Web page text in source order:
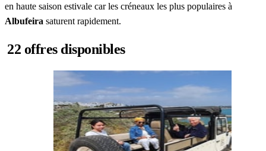
en haute saison estivale car les créneaux les plus populaires à
Albufeira saturent rapidement.
22 offres disponibles